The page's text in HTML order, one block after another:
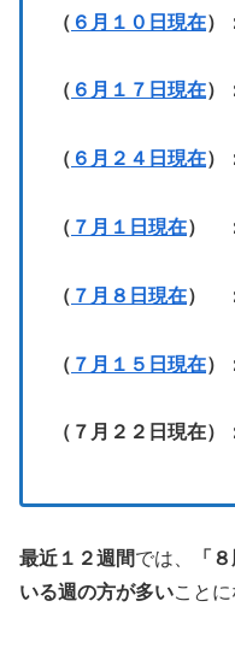
（ ６月１０日現在）
（ ６月１７日現在）
（ ６月２４日現在）
（ ７月１日現在）
（ ７月８日現在）
（ ７月１５日現在）
（７月２２日現在）
最近１２週間では、 「
いる週の方が多いことに